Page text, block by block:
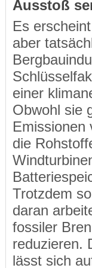
Ausstoß
Es
aber
einer
Obwohl sie
Emissionen
die
Trotzdem
daran
fossiler
reduzieren.
lässt sich